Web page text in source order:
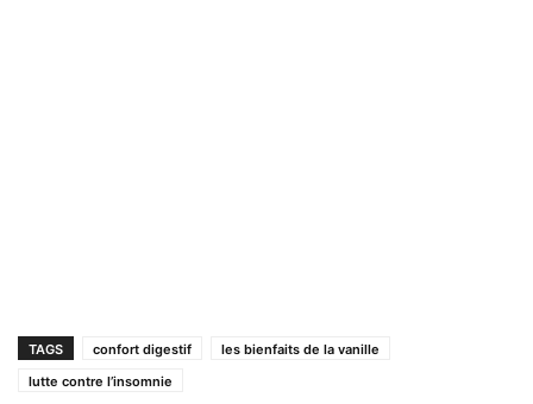
TAGS confort digestif
les bienfaits de la vanille
lutte contre l’insomnie